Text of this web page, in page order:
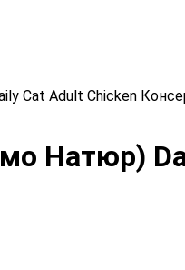
Cat Adult Chicken
Натюр)